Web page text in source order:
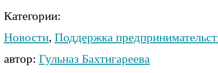
Категории:
Новости, Поддержка
автор: Гульназ Бахтигареева